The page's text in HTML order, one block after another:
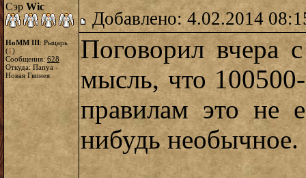
Сэр Wic
HoMM III: Рыцарь
(1)
Сообщения: 628
Откуда: Папуа -
Новая Гвинея
Добавлено: 4.02.2014
Поговорил вчера
мысль, что
правилам это не
нибудь необычное.